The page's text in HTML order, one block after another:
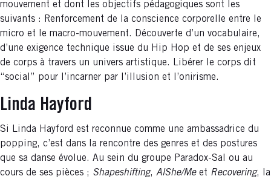
mouvement et dont les objectifs pédagogiques sont les
suivants : Renforcement de la conscience corporelle entre le
micro et le macro-mouvement. Découverte d’un vocabulaire,
d’une exigence technique issue du Hip Hop et de ses enjeux
de corps à travers un univers artistique. Libérer le corps dit
“social” pour l’incarner par l’illusion et l’onirisme.
Linda Hayford
Si Linda Hayford est reconnue comme une ambassadrice du
popping, c’est dans la rencontre des genres et des postures
que sa danse évolue. Au sein du groupe Paradox-Sal ou au
cours de ses pièces ; Shapeshifting, AlShe/Meet Recovering, la